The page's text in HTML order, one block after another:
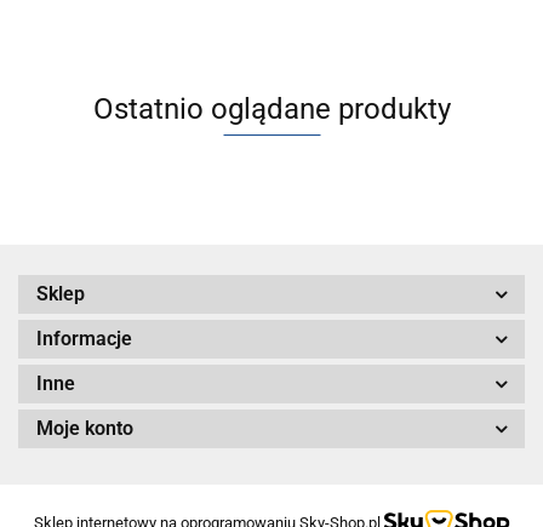
Ostatnio oglądane produkty
Sklep
Informacje
Inne
Moje konto
Sklep internetowy na oprogramowaniu Sky-Shop.pl